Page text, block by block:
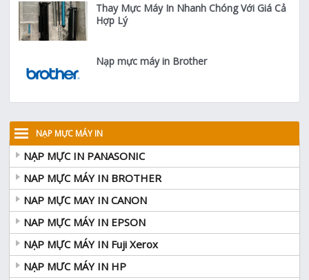
Thay Mực Máy In Nhanh Chóng Với Giá Cả
Hợp Lý
Nạp mực máy in Brother
NẠP MỰC MÁY IN
NẠP MỰC IN PANASONIC
NAP MỰC MÁY IN BROTHER
NAP MỰC MAY IN CANON
NAP MỰC MÁY IN EPSON
NẠP MỰC MÁY IN Fuji Xerox
NẠP MƯC MÁY IN HP